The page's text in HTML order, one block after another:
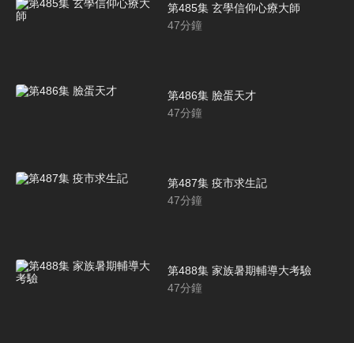
第485集 玄學信仰心療大師
47分鐘
第486集 臉蛋天才
47分鐘
第487集 疫市求生記
47分鐘
第488集 家族暑期輔導大考驗
47分鐘